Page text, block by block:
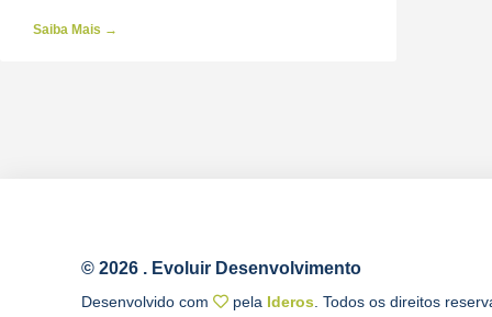
Saiba Mais →
© 2026 . Evoluir Desenvolvimento
Desenvolvido com pela Ideros . Todos os direitos